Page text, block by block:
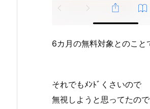
6カ月の無料対象とのこと
それでもﾒﾝﾄﾞくさいので
無視しようと思ってたの